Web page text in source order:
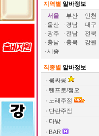
지역별 알바정보
서울
부산 인천
울산
경남 대구
광주
전남 전북
충남
충북 강원
세종
직종별 알바정보
룸싸롱
텐프로/쩜오
노래주점
단란주점
다방
BAR